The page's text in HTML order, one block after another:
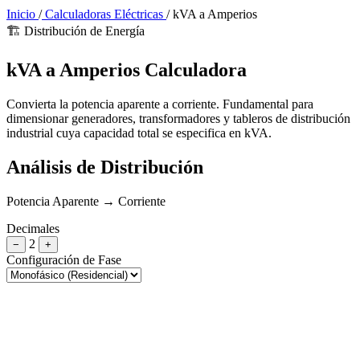
Inicio /Calculadoras Eléctricas /kVA a Amperios
🏗️ Distribución de Energía
kVA a Amperios Calculadora
Convierta la potencia aparente a corriente. Fundamental para
dimensionar generadores, transformadores y tableros de distribución
industrial cuya capacidad total se especifica en kVA.
Análisis de Distribución
Potencia Aparente → Corriente
Decimales
− 2 +
Configuración de Fase